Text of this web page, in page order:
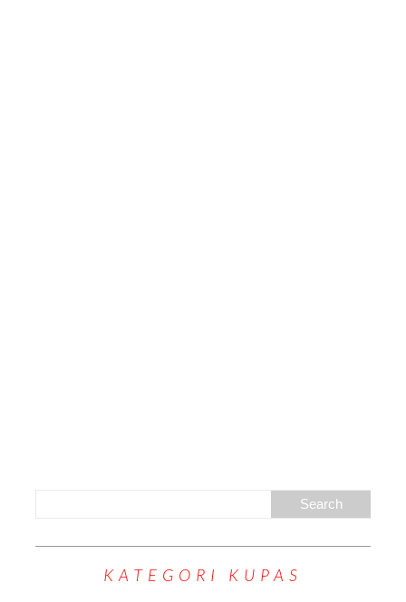
KATEGORI KUPAS